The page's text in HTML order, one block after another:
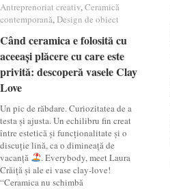
Antreprenoriat creativ,Ceramică
contemporană,Design de obiect
Când ceramica e folosită cu
aceeași plăcere cu care este
privită: descoperă vasele Clay
Love
Un pic de răbdare. Curiozitatea de a
testa și ajusta. Un echilibru fin creat
între estetică și funcționalitate și o
discuție lină, ca o dimineață de
vacanță
. Everybody, meet Laura
Crăiță și ale ei vase clay-love!
“Ceramica nu schimbă
Antreprenoriat creativ Ceramică
contemporană Design de obiect
Când ceramica e folosită cu
aceeași plăcere cu care este
privită: descoperă vasele Clay
Love